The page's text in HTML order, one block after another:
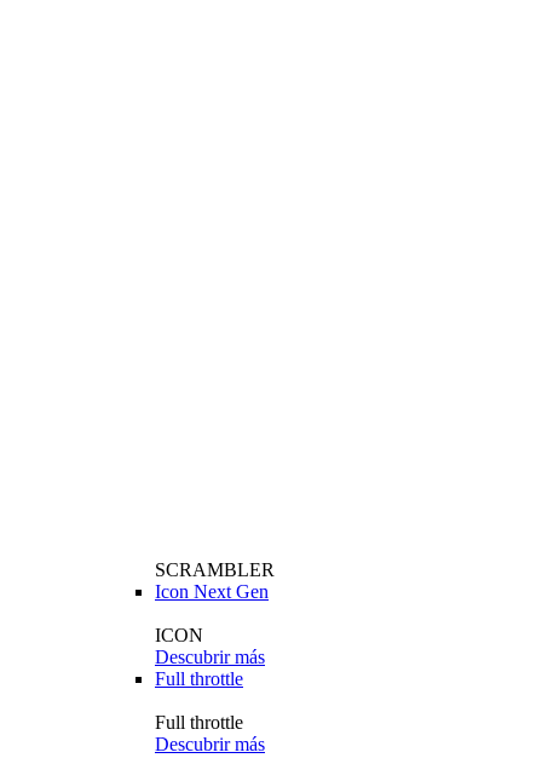
SCRAMBLER
Icon Next Gen
ICON
Descubrir más
Full throttle
Full throttle
Descubrir más